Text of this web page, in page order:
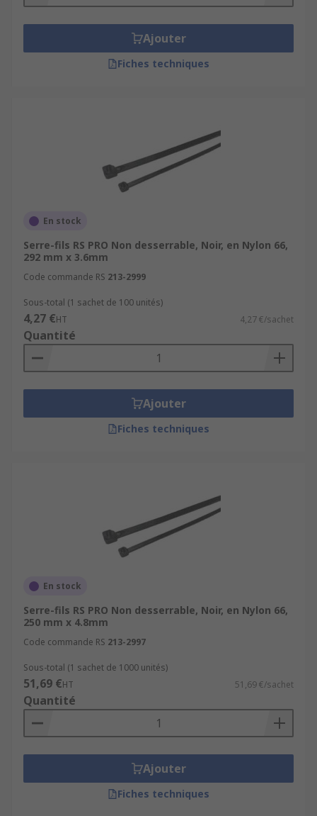
Ajouter
Fiches techniques
En stock
Serre-fils RS PRO Non desserrable, Noir, en Nylon 66,
292 mm x 3.6mm
Code commande RS 213-2999
Sous-total (1 sachet de 100 unités)
4,27 €HT 4,27 €/sachet
Quantité
Ajouter
Fiches techniques
En stock
Serre-fils RS PRO Non desserrable, Noir, en Nylon 66,
250 mm x 4.8mm
Code commande RS 213-2997
Sous-total (1 sachet de 1000 unités)
51,69 €HT 51,69 €/sachet
Quantité
Ajouter
Fiches techniques